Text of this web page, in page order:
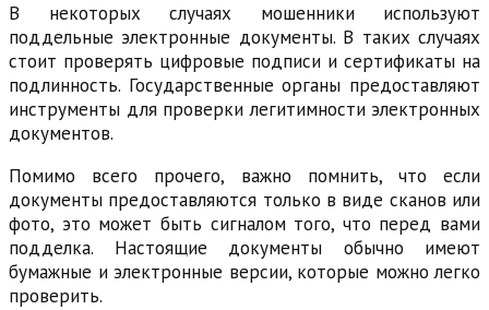
В некоторых случаях мошенники используют
поддельные электронные документы. В таких случаях
стоит проверять цифровые подписи и сертификаты на
подлинность. Государственные органы предоставляют
инструменты для проверки легитимности электронных
документов.
Помимо всего прочего, важно помнить, что если
документы предоставляются только в виде сканов или
фото, это может быть сигналом того, что перед вами
подделка. Настоящие документы обычно имеют
бумажные и электронные версии, которые можно легко
проверить.